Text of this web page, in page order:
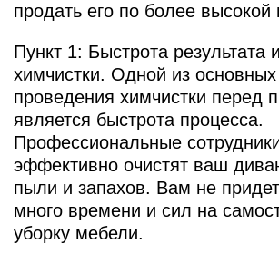
продать его по более высокой
Пункт 1: Быстрота результата
химчистки. Одной из
проведения химчистки перед
является быстрота процесса.
Профессиональные
эффективно очистят ваш
пыли и запахов. Вам не
много времени и сил на
уборку мебели.